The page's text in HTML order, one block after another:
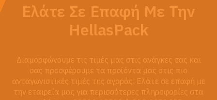
Ελάτε Σε Επαφή Με Την
HellasPack
Διαμορφώνουμε τις τιμές μας στις ανάγκες σας και
σας προσφέρουμε τα προϊόντα μας στις πιο
ανταγωνιστικές τιμές της αγοράς! Ελάτε σε επαφή με
την εταιρεία μας για περισσότερες πληροφορίες στα